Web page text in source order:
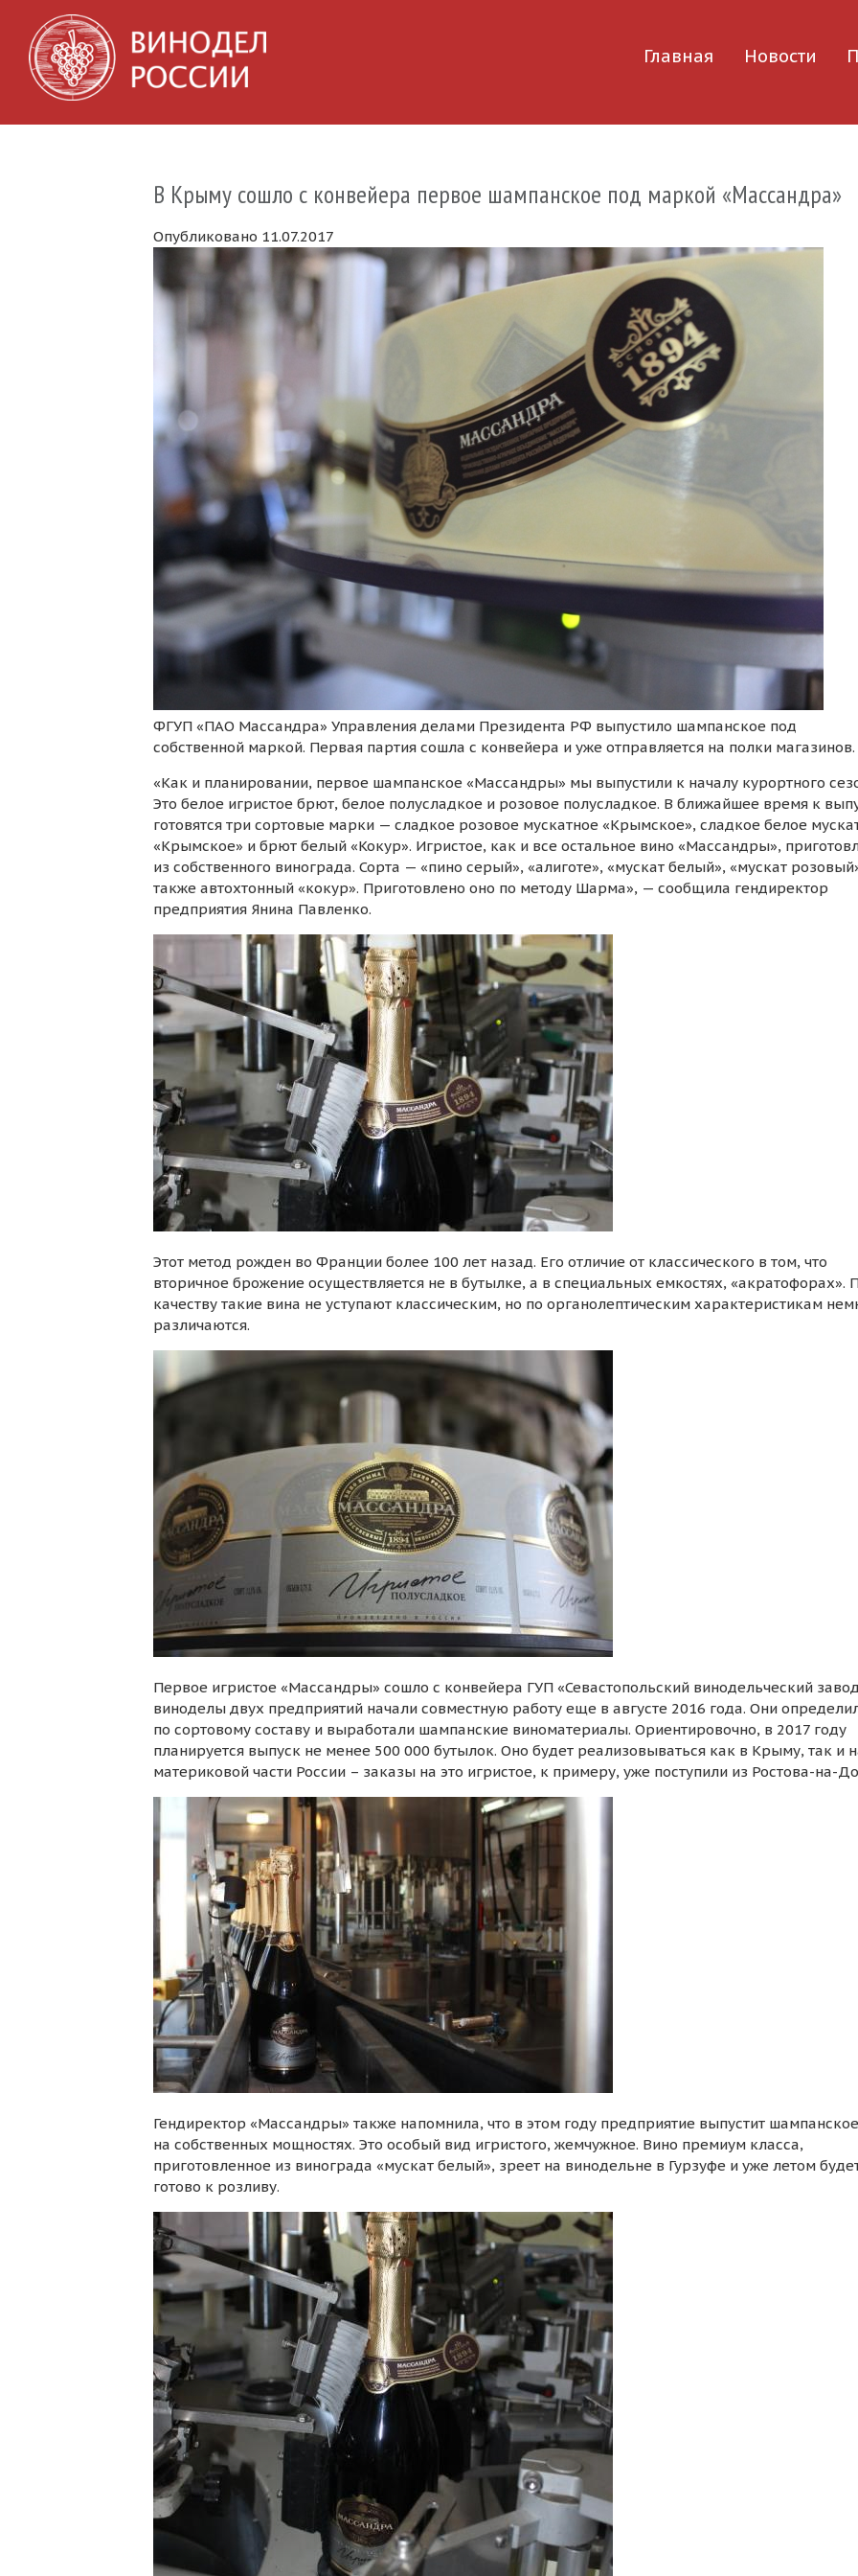
Главная Новости
В Крыму сошло с конвейера первое шампанское под маркой «Массандра»
Опубликовано 11.07.2017
ФГУП «ПАО Массандра» Управления делами Президента РФ выпустило шампанское под
собственной маркой. Первая партия сошла с конвейера и уже отправляется на полки магазинов.
«Как и планировании, первое шампанское «Массандры» мы выпустили к началу курортного
Это белое игристое брют, белое полусладкое и розовое полусладкое. В ближайшее время к
готовятся три сортовые марки — сладкое розовое мускатное «Крымское», сладкое белое
«Крымское» и брют белый «Кокур». Игристое, как и все остальное вино «Массандры»,
из собственного винограда. Сорта — «пино серый», «алиготе», «мускат белый», «мускат
также автохтонный «кокур». Приготовлено оно по методу Шарма», — сообщила гендиректор
предприятия Янина Павленко.
Этот метод рожден во Франции более 100 лет назад. Его отличие от классического в том, что
вторичное брожение осуществляется не в бутылке, а в специальных емкостях, «акратофорах».
качеству такие вина не уступают классическим, но по органолептическим характеристикам
различаются.
Первое игристое «Массандры» сошло с конвейера ГУП «Севастопольский винодельческий
виноделы двух предприятий начали совместную работу еще в августе 2016 года. Они
по сортовому составу и выработали шампанские виноматериалы. Ориентировочно, в 2017 году
планируется выпуск не менее 500 000 бутылок. Оно будет реализовываться как в Крыму, так и
материковой части России – заказы на это игристое, к примеру, уже поступили из Ростова-на-
Гендиректор «Массандры» также напомнила, что в этом году предприятие выпустит
на собственных мощностях. Это особый вид игристого, жемчужное. Вино премиум класса,
приготовленное из винограда «мускат белый», зреет на винодельне в Гурзуфе и уже летом
готово к розливу.